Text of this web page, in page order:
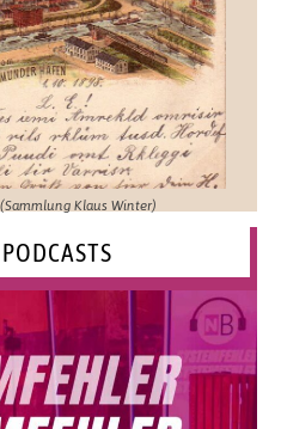
Klaus Winter)